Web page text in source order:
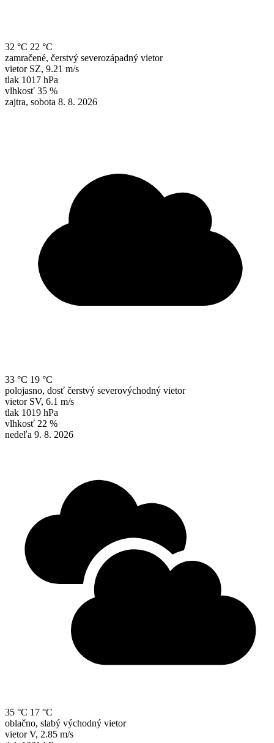
32 °C 22 °C
zamračené, čerstvý severozápadný vietor
vietor SZ, 9.21 m/s
tlak 1017 hPa
vlhkosť 35 %
zajtra, sobota 8. 8. 2026
33 °C 19 °C
polojasno, dosť čerstvý severovýchodný vietor
vietor SV, 6.1 m/s
tlak 1019 hPa
vlhkosť 22 %
nedeľa 9. 8. 2026
35 °C 17 °C
oblačno, slabý východný vietor
vietor V, 2.85 m/s